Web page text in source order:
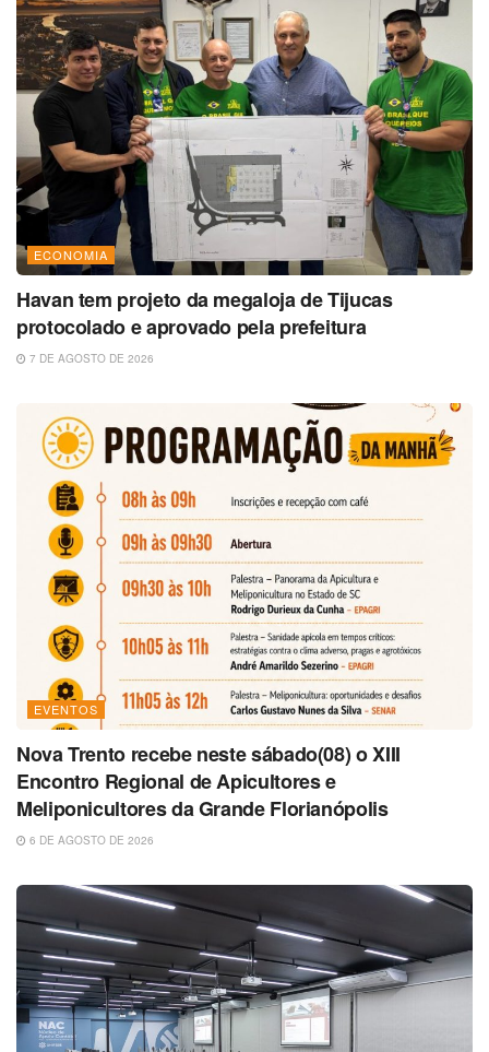
ECONOMIA
Havan tem projeto da megaloja de Tijucas
protocolado e aprovado pela prefeitura
7 DE AGOSTO DE 2026
EVENTOS
Nova Trento recebe neste sábado(08) o XIII
Encontro Regional de Apicultores e
Meliponicultores da Grande Florianópolis
6 DE AGOSTO DE 2026